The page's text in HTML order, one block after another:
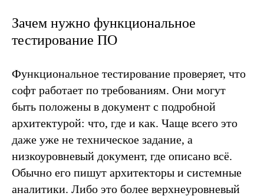
Зачем нужно функциональное
тестирование ПО
Функциональное тестирование проверяет, что
софт работает по требованиям. Они могут
быть положены в документ с подробной
архитектурой: что, где и как. Чаще всего это
даже уже не техническое задание, а
низкоуровневый документ, где описано всё.
Обычно его пишут архитекторы и системные
аналитики. Либо это более верхнеуровневый